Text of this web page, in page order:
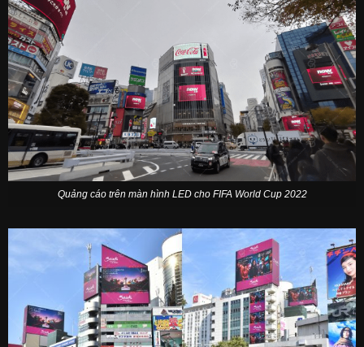
Quảng cáo trên màn hình LED cho FIFA World Cup 2022